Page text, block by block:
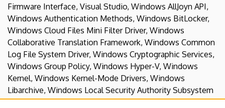
Firmware Interface, Visual Studio, Windows AllJoyn API,
Windows Authentication Methods, Windows BitLocker,
Windows Cloud Files Mini Filter Driver, Windows
Collaborative Translation Framework, Windows Common
Log File System Driver, Windows Cryptographic Services,
Windows Group Policy, Windows Hyper-V, Windows
Kernel, Windows Kernel-Mode Drivers, Windows
Libarchive, Windows Local Security Authority Subsystem
Service (LSASS), Windows Message Queuing, Windows